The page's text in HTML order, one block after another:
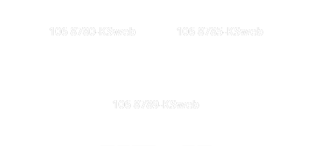
106 8780-KSweb 106 8785-KSweb
106 8789-KSweb